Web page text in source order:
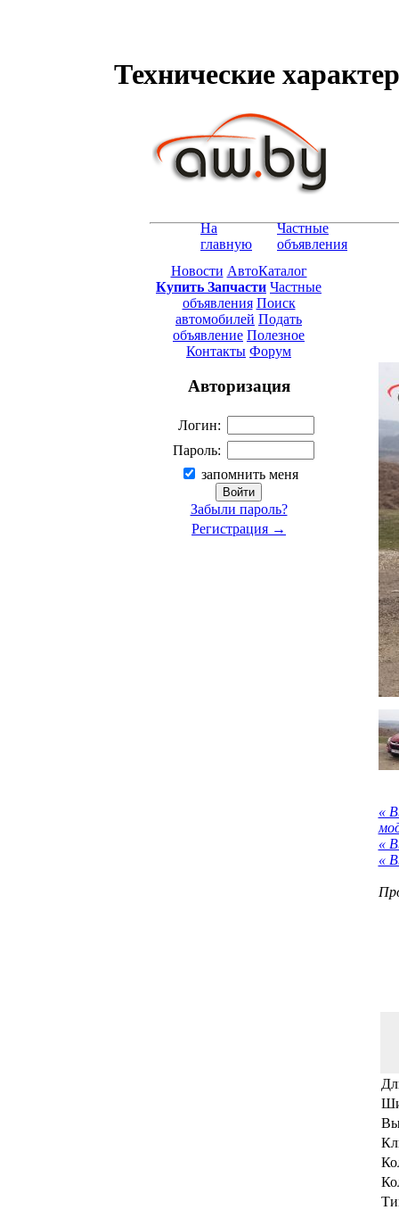
Технические
На
главную
Частные
объявления
Новости АвтоКаталог
Купить Запчасти Частные
объявления Поиск
автомобилей Подать
объявление Полезное
Контакты Форум
Авторизация
Логин:
Пароль:
запомнить меня
Забыли пароль?
Регистрация →
«
«
«